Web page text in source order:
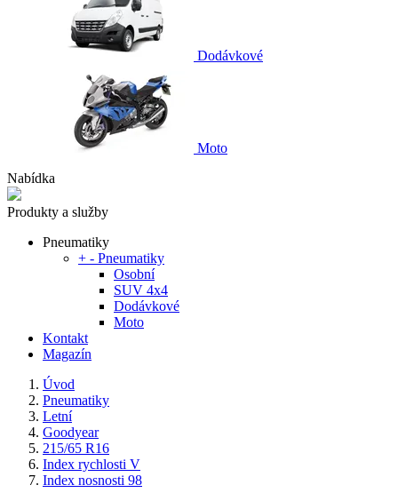
Dodávkové
Moto
Nabídka
Produkty a služby
Pneumatiky
+ - Pneumatiky
Osobní
SUV 4x4
Dodávkové
Moto
Kontakt
Magazín
Úvod
Pneumatiky
Letní
Goodyear
215/65 R16
Index rychlosti V
Index nosnosti 98